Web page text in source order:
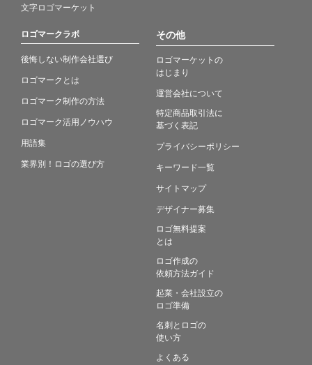
文字ロゴマーケット
ロゴマークラボ
後悔しない制作会社選び
ロゴマークとは
ロゴマーク制作の方法
ロゴマーク活用ノウハウ
用語集
業界別！ロゴの選び方
その他
ロゴマーケットの
はじまり
運営会社について
特定商品取引法に
基づく表記
プライバシーポリシー
キーワード一覧
サイトマップ
デザイナー募集
ロゴ無料提案
とは
ロゴ作成の
依頼方法ガイド
起業・会社設立の
ロゴ準備
名刺とロゴの
使い方
よくある